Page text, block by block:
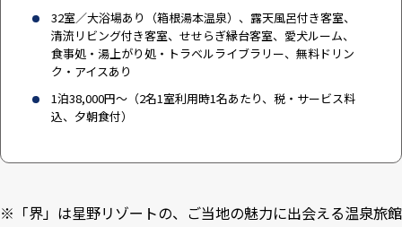
32室／大浴場あり（箱根湯本温泉）、露天風呂付き客室、
清流リビング付き客室、せせらぎ縁台客室、愛犬ルーム、
食事処・湯上がり処・トラベルライブラリー、無料ドリン
ク・アイスあり
1泊38,000円～（2名1室利用時1名あたり、税・サービス料
込、夕朝食付）
※「界」は星野リゾートの、ご当地の魅力に出会える温泉旅館